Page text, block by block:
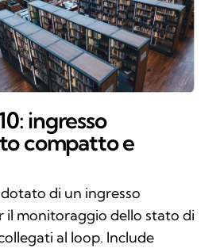
ingresso
compatto e
di un ingresso
il monitoraggio dello stato di
al loop. Include